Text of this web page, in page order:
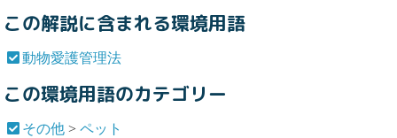
この解説に含まれる環境用語
動物愛護管理法
この環境用語のカテゴリー
その他 >ペット